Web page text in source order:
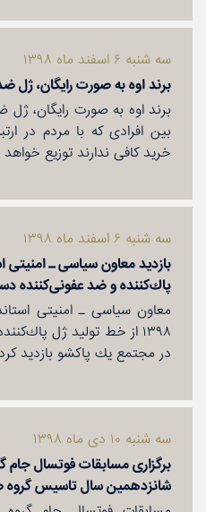
سه شنبه ۶ اسفند ماه ۱۳۹۸
برند اوه به صورت رایگان،‌ ژل
برند اوه به صورت رایگان،‌
بین افرادی كه با مردم در
خرید كافی ندارند توزیع
سه شنبه ۶ اسفند ماه ۱۳۹۸
بازدید معاون سیاسی ـ امنیتی
پاك‌كننده و ضد عفونی‌كننده
۱۳۹۸ از خط تولید ژل
در مجتمع یك پاكشو بازدید
سه شنبه ۱۰ دی ماه ۱۳۹۸
برگزاری مسابقات فوتسال
شانزدهمین سال تاسیس گروه